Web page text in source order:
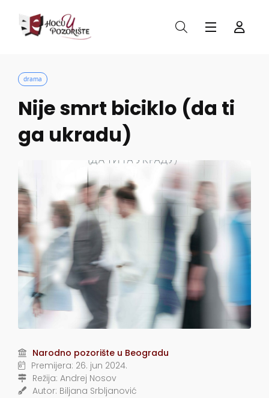
drama
Nije smrt biciklo (da ti
ga ukradu)
Narodno pozorište u Beogradu
Premijera: 26. jun 2024.
Režija: Andrej Nosov
Autor: Biljana Srbljanović